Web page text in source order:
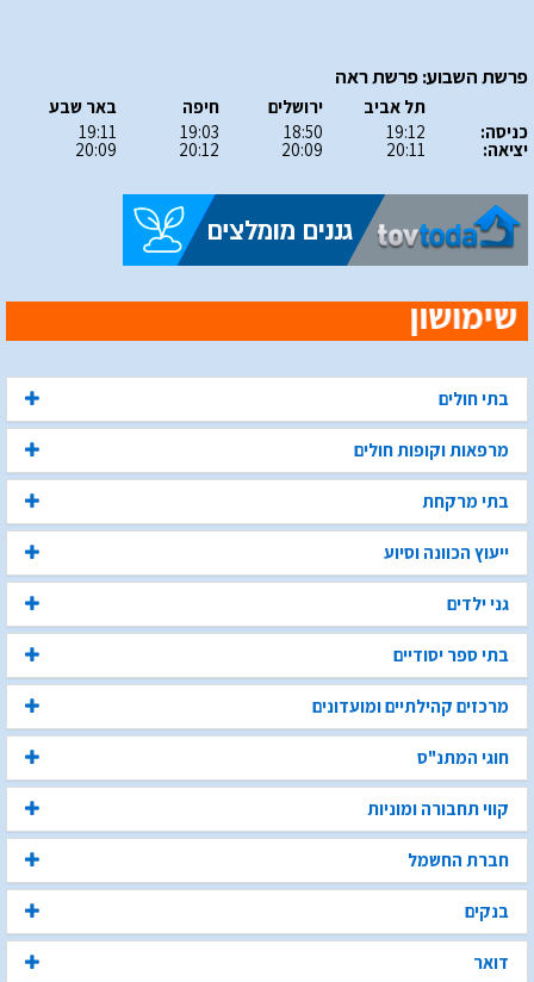
פרשת השבוע: פרשת ראה
כניסה:
יציאה:
תל אביב
19:12
20:11
ירושלים
18:50
20:09
חיפה
19:03
20:12
באר שבע
19:11
20:09
בתי חולים
מרפאות וקופות חולים
בתי מרקחת
ייעוץ הכוונה וסיוע
גני ילדים
בתי ספר יסודיים
מרכזים קהילתיים ומועדונים
חוגי המתנ"ס
קווי תחבורה ומוניות
חברת החשמל
בנקים
דואר